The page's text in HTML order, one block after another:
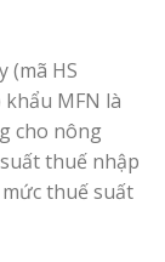
(mã HS
MFN là
cho nông
thuế nhập
thuế suất